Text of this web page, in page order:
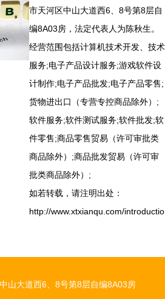
市天河区中山大道西6、8号第8层自
编8A03房，法定代表人为陈秋生。
经营范围包括计算机技术开发、技术
服务;电子产品设计服务;游戏软件设
计制作;电子产品批发;电子产品零售;
货物进出口（专营专控商品除外）;
软件服务;软件测试服务;软件批发;软
件零售;商品零售贸易（许可审批类
商品除外）;商品批发贸易（许可审
批类商品除外）;
如若转载，请注明出处：
http://www.xtxianqu.com/
山大道西6、8号第8层自编8A03房